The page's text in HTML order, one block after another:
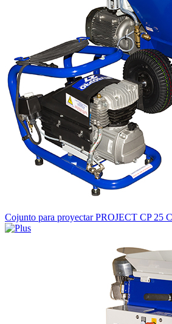
Cojunto para proyectar PROJECT CP 25